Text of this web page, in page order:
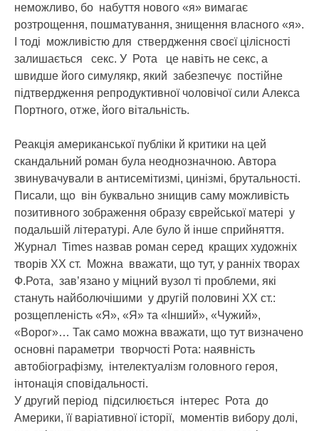
неможливо, бо набуття нового «я» вимагає
розтрощення, пошматування, знищення власного «я».
І тоді можливістю для ствердження своєї цілісності
залишається секс. У Рота це навіть не секс, а
швидше його симулякр, який забезпечує постійне
підтвердження репродуктивної чоловічої сили Алекса
Портного, отже, його вітальність.
Реакція американської публіки й критики на цей
скандальний роман була неоднозначною. Автора
звинувачували в антисемітизмі, цинізмі, брутальності.
Писали, що він буквально знищив саму можливість
позитивного зображення образу єврейської матері у
подальшій літературі. Але було й інше сприйняття.
Журнал Times назвав роман серед кращих художніх
творів ХХ ст. Можна вважати, що тут, у ранніх творах
Ф.Рота, зав’язано у міцний вузол ті проблеми, які
стануть найболючішими у другій половині ХХ ст.:
розщепленість «Я», «Я» та «Інший», «Чужий»,
«Ворог»… Так само можна вважати, що тут визначено
основні параметри творчості Рота: наявність
автобіографізму, інтелектуалізм головного героя,
інтонація сповідальності.
У другий період підсилюється інтерес Рота до
Америки, її варіативної історії, моментів вибору долі,